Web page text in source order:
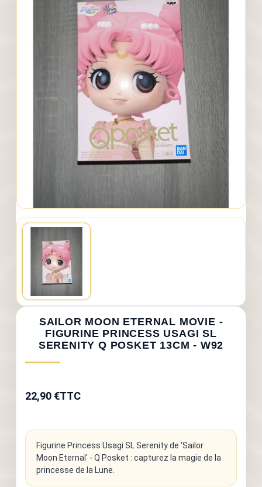
SAILOR MOON ETERNAL MOVIE -
FIGURINE PRINCESS USAGI SL
SERENITY Q POSKET 13CM - W92
22,90 €TTC
Figurine Princess Usagi SL Serenity de 'Sailor
Moon Eternal' - Q Posket : capturez la magie de la
princesse de la Lune.